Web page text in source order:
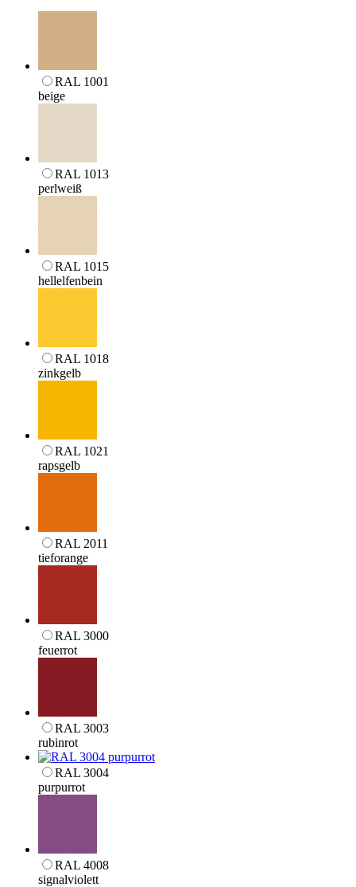
RAL 1001
beige
RAL 1013
perlweiß
RAL 1015
hellelfenbein
RAL 1018
zinkgelb
RAL 1021
rapsgelb
RAL 2011
tieforange
RAL 3000
feuerrot
RAL 3003
rubinrot
RAL 3004
purpurrot
RAL 4008
signalviolett